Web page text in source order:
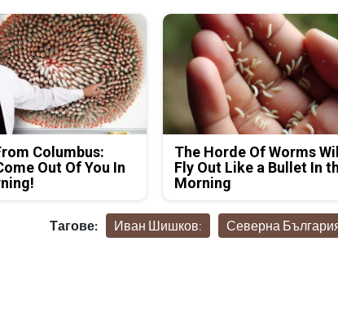
Columbus:
Out Of You In
The Horde Of Worms
Fly Out Like a Bullet In
Morning
Тагове: Иван Шишков: Северна